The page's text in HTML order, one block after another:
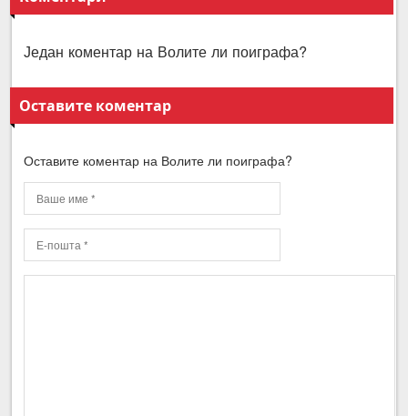
Један коментар на Волите ли поиграфа?
Оставите коментар
Оставите коментар на Волите ли поиграфа?